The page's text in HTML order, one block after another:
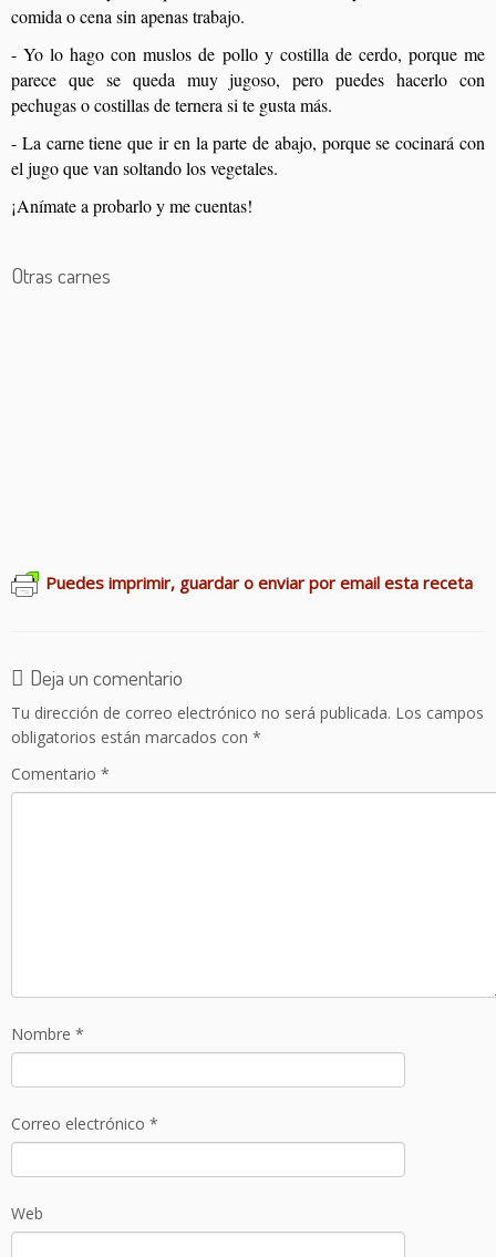
comida o cena sin apenas trabajo.
- Yo lo hago con muslos de pollo y costilla de cerdo, porque me
parece que se queda muy jugoso, pero puedes hacerlo con
pechugas o costillas de ternera si te gusta más.
- La carne tiene que ir en la parte de abajo, porque se cocinará con
el jugo que van soltando los vegetales.
¡Anímate a probarlo y me cuentas!
Otras carnes
Puedes imprimir, guardar o enviar por email esta receta
Deja un comentario
Tu dirección de correo electrónico no será publicada. Los campos
obligatorios están marcados con *
Comentario *
Nombre *
Correo electrónico *
Web